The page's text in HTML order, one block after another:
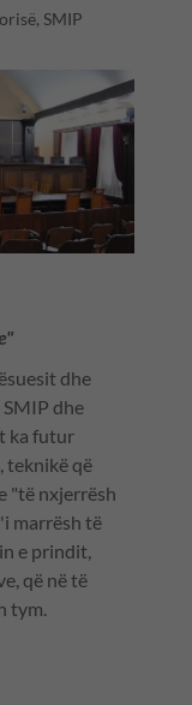
SMIP
dhe
dhe
ka futur
teknikë që
"të nxjerrësh
marrësh të
e prindit,
që në të
tym.